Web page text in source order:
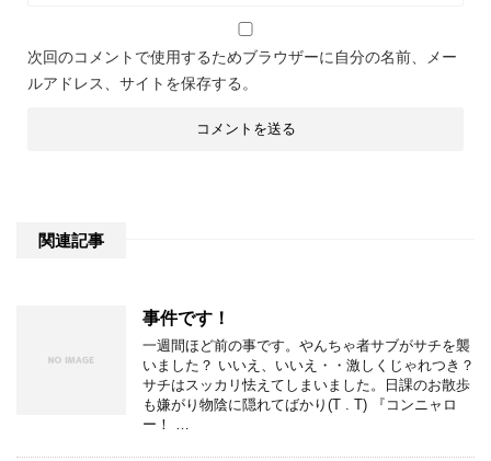
次回のコメントで使用するためブラウザーに自分の名前、メー
ルアドレス、サイトを保存する。
関連記事
事件です！
一週間ほど前の事です。やんちゃ者サブがサチを襲
いました？ いいえ、いいえ・・激しくじゃれつき？
サチはスッカリ怯えてしまいました。日課のお散歩
も嫌がり物陰に隠れてばかり(T . T) 『コンニャロ
ー！ …